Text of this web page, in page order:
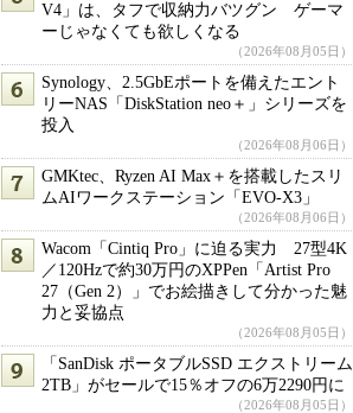
V4」は、タフで収納力バツグン ゲーマ
ーじゃなくても欲しくなる
（2026年08月05日）
Synology、2.5GbEポートを備えたエント
リーNAS「DiskStation neo＋」シリーズを
投入
（2026年08月06日）
GMKtec、Ryzen AI Max＋を搭載したスリ
ムAIワークステーション「EVO-X3」
（2026年08月06日）
Wacom「Cintiq Pro」に迫る実力 27型4K
／120Hzで約30万円のXPPen「Artist Pro
27（Gen 2）」でお絵描きして分かった魅
力と妥協点
（2026年08月05日）
「SanDisk ポータブルSSD エクストリーム
2TB」がセールで15％オフの6万2290円に
（2026年08月05日）